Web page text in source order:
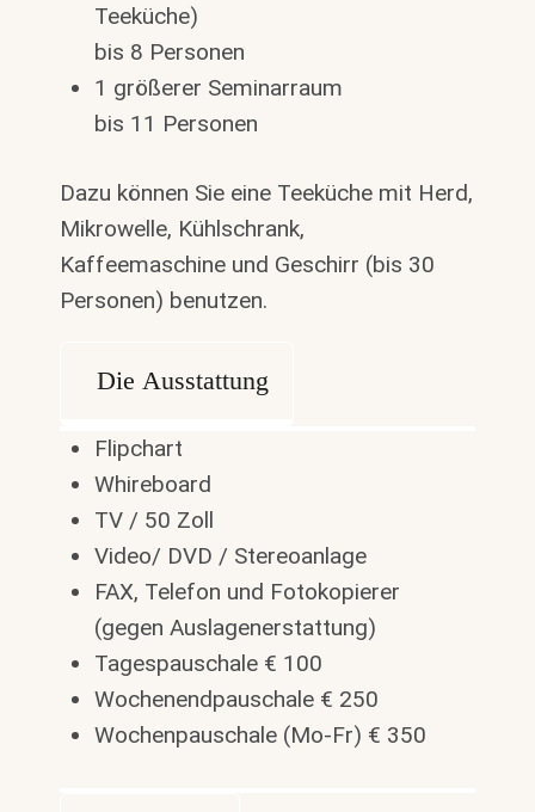
Teeküche)
bis 8 Personen
1 größerer Seminarraum
bis 11 Personen
Dazu können Sie eine Teeküche mit Herd,
Mikrowelle, Kühlschrank,
Kaffeemaschine und Geschirr (bis 30
Personen) benutzen.
Die Ausstattung
Flipchart
Whireboard
TV / 50 Zoll
Video/ DVD / Stereoanlage
FAX, Telefon und Fotokopierer
(gegen Auslagenerstattung)
Tagespauschale € 100
Wochenendpauschale € 250
Wochenpauschale (Mo-Fr) € 350